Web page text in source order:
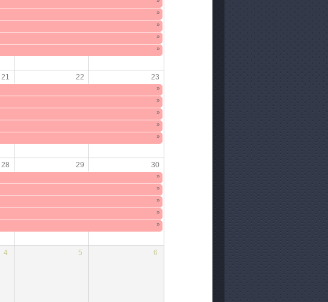
»
»
»
»
21 22 23
»
»
»
»
»
28 29 30
»
»
»
»
»
4 5 6